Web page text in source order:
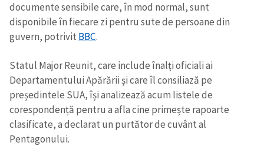
documente sensibile care, în mod normal, sunt
disponibile în fiecare zi pentru sute de persoane din
guvern, potrivit BBC.
Statul Major Reunit, care include înalți oficiali ai
Departamentului Apărării și care îl consiliază pe
președintele SUA, își analizează acum listele de
corespondență pentru a afla cine primește rapoarte
clasificate, a declarat un purtător de cuvânt al
Pentagonului.